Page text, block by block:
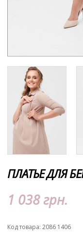
ПЛАТЬЕ ДЛЯ
1 038 грн.
Код товара: 2086 1406